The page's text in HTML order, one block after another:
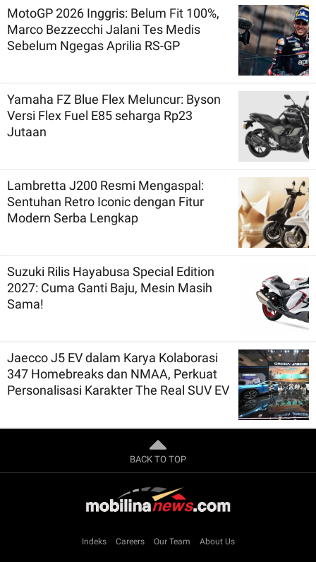
MotoGP 2026 Inggris: Belum Fit 100%,
Marco Bezzecchi Jalani Tes Medis
Sebelum Ngegas Aprilia RS-GP
Yamaha FZ Blue Flex Meluncur: Byson
Versi Flex Fuel E85 seharga Rp23
Jutaan
Lambretta J200 Resmi Mengaspal:
Sentuhan Retro Iconic dengan Fitur
Modern Serba Lengkap
Suzuki Rilis Hayabusa Special Edition
2027: Cuma Ganti Baju, Mesin Masih
Sama!
Jaecco J5 EV dalam Karya Kolaborasi
347 Homebreaks dan NMAA, Perkuat
Personalisasi Karakter The Real SUV EV
BACK TO TOP
Indeks Careers Our Team About Us